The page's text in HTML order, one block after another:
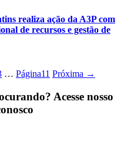
realiza ação da A3P com
de recursos e gestão de
… Página11 Próxima →
Acesse nosso